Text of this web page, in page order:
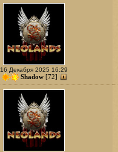
16 Декабря 2025 16:29
Shadow [72]